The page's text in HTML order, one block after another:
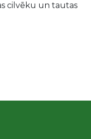
cilvēku un tautas